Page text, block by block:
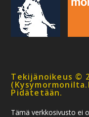
Tekijänoikeus ©
Pidätetään.
Tämä verkkosivusto ei